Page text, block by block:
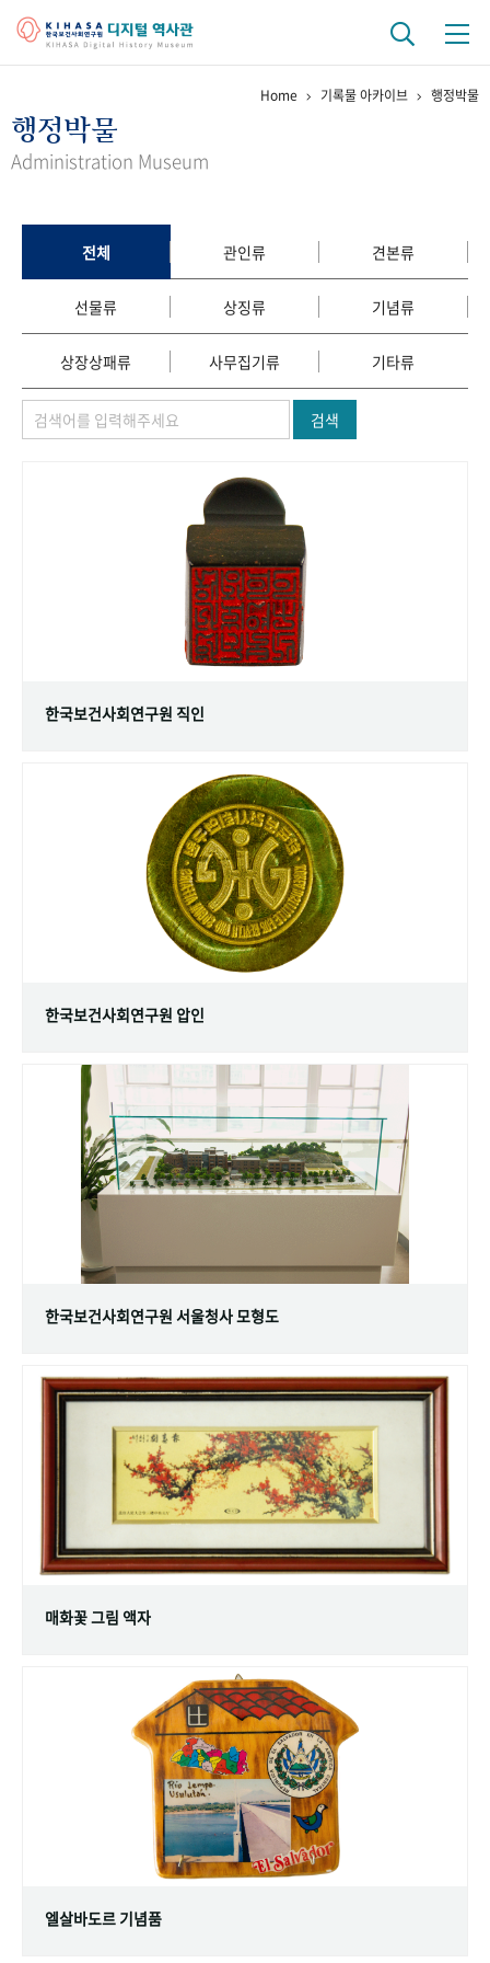
걸어온 길 기관 변천사
정책과 연구 키워드로 보는 연구 역사
연구자들
간행물 변천사
기록물 아카이브
사진 아카이브 문서 기록물 행정박물 영상 기록물
숫자로 보는 50년 50+1
Home 기록물 아카이브 행정박물
행정박물
Administration Museum
전체 관인류 견본류
선물류 상징류 기념류
상장상패류 사무집기류 기타류
검색
한국보건사회연구원 직인
한국보건사회연구원 압인
한국보건사회연구원 서울청사 모형도
매화꽃 그림 액자
엘살바도르 기념품